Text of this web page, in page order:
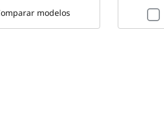
modelos